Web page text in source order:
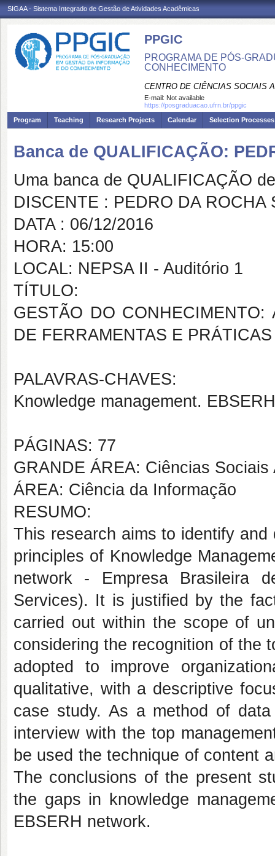
SIGAA - Sistema Integrado de Gestão de Atividades Acadêmicas
PPGIC
PROGRAMA DE PÓS-
CONHECIMENTO
CENTRO DE CIÊNCIAS SOCIAIS
E-mail: Not available
https://posgraduacao.ufrn.br/ppgic
Program
Teaching Research Projects Calendar Selection Processes
Banca de QUALIFICAÇÃO:
Uma banca de QUALIFICAÇÃO
DISCENTE : PEDRO DA ROCHA
DATA : 06/12/2016
HORA: 15:00
LOCAL: NEPSA II - Auditório 1
TÍTULO:
GESTÃO DO
DE FERRAMENTAS E
PALAVRAS-CHAVES:
Knowledge management.
PÁGINAS: 77
GRANDE ÁREA: Ciências Sociais
ÁREA: Ciência da Informação
RESUMO:
This research aims to identify
principles of Knowledge
network - Empresa Brasileira
Services). It is justified by the
carried out within the scope of
considering the recognition of the
adopted to improve
qualitative, with a descriptive
case study. As a method of
interview with the top
be used the technique of content
The conclusions of the present
the gaps in knowledge
EBSERH network.